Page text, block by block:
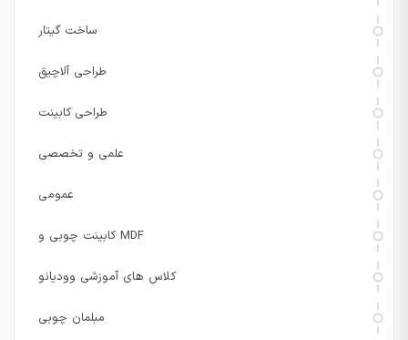
ساخت گیتار
طراحی آلاچیق
طراحی کابینت
علمی و تخصصی
عمومی
کابینت چوبی و MDF
کلاس های آموزشی وودیانو
مبلمان چوبی